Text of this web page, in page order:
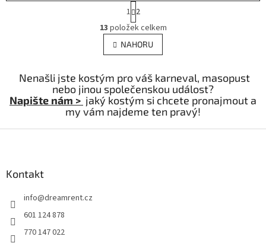
O
v
l
á
a
c
í
p
t
r
á
n
k
v
á
n
í
1 2
13 položek celkem
NAHORU
Nenašli jste kostým pro váš karneval, masopust
nebo jinou společenskou událost?
Napište nám > jaký kostým si chcete pronajmout a
my vám najdeme ten pravý!
Kontakt
info@dreamrent.cz
601 124 878
770 147 022